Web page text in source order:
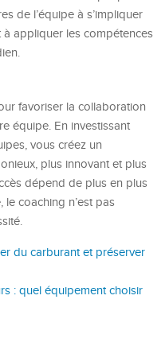
de l’équipe à s’impliquer
appliquer les compétences
favoriser la collaboration
équipe. En investissant
vous créez un
plus innovant et plus
dépend de plus en plus
coaching n’est pas
du carburant et préserver
: quel équipement choisir